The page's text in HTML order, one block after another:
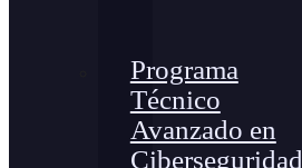
Programa
Técnico
Avanzado en
Ciberseguridad